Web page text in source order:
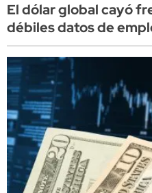
El dólar global cayó
débiles datos de